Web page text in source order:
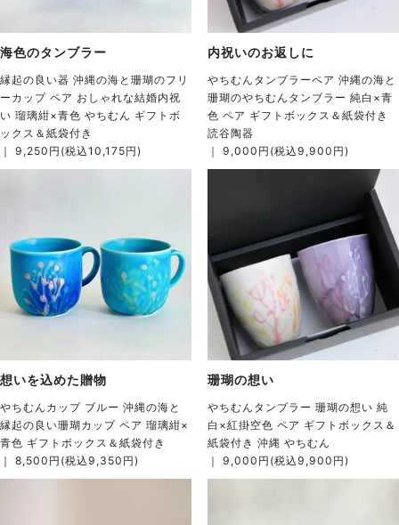
海色のタンブラー
縁起の良い器 沖縄の海と珊瑚のフリ
ーカップ ペア おしゃれな結婚内祝
い 瑠璃紺×青色 やちむん ギフトボ
ックス＆紙袋付き
｜ 9,250円(税込10,175円)
内祝いのお返しに
やちむんタンブラーペア 沖縄の海と
珊瑚のやちむんタンブラー 純白×青
色 ペア ギフトボックス＆紙袋付き
読谷陶器
｜ 9,000円(税込9,900円)
想いを込めた贈物
やちむんカップ ブルー 沖縄の海と
縁起の良い珊瑚カップ ペア 瑠璃紺×
青色 ギフトボックス＆紙袋付き
｜ 8,500円(税込9,350円)
珊瑚の想い
やちむんタンブラー 珊瑚の想い 純
白×紅掛空色 ペア ギフトボックス＆
紙袋付き 沖縄 やちむん
｜ 9,000円(税込9,900円)